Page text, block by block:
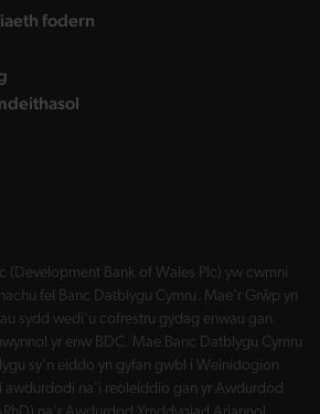
fodern
(Development Bank of Wales Plc) yw cwmni
fel Banc Datblygu Cymru. Mae'r Grŵp yn
sydd wedi'u cofrestru gydag enwau gan
yr enw BDC. Mae Banc Datblygu Cymru
sy'n eiddo yn gyfan gwbl i Weinidogion
awdurdodi na'i reoleiddio gan yr Awdurdod